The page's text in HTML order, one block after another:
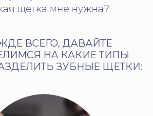
щётка мне нужна?
ВСЕГО, ДАВАЙТЕ
НА КАКИЕ ТИПЫ
ЗУБНЫЕ ЩЕТКИ: